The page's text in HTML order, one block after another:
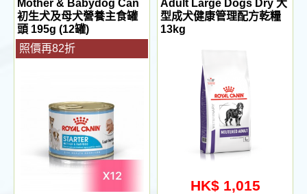
Mother & Babydog Can
初生犬及母犬營養主食罐
頭 195g (12罐)
照價再82折
Adult Large Dogs Dry 大
型成犬健康管理配方乾糧
13kg
HK$ 1,015